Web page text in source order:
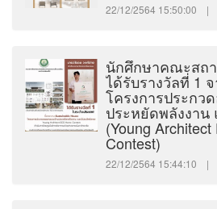
22/12/2564 15:50:00 |
นักศึกษาคณะสถ
ได้รับรางวัลที่ 1
โครงการประกว
ประหยัดพลังงา
(Young
Contest)
22/12/2564 15:44:10 |